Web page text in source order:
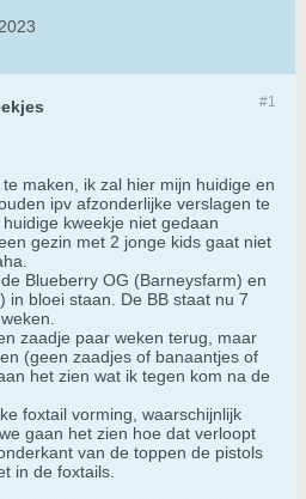
#1
maken, ik zal hier mijn huidige en
ipv afzonderlijke verslagen te
kweekje niet gedaan
gezin met 2 jonge kids gaat niet
Blueberry OG (Barneysfarm) en
in bloei staan. De BB staat nu 7
zaadje paar weken terug, maar
(geen zaadjes of banaantjes of
het zien wat ik tegen kom na de
foxtail vorming, waarschijnlijk
gaan het zien hoe dat verloopt
van de toppen de pistols
in de foxtails.